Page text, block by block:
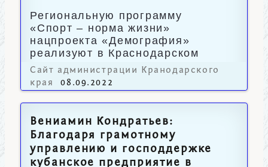
Региональную программу
«Спорт – норма жизни»
нацпроекта «Демография»
реализуют в Краснодарском
крае с 2019 года.
Сайт администрации Кранодарского
края
08.09.2022
Вениамин Кондратьев:
Благодаря грамотному
управлению и господдержке
кубанское предприятие в